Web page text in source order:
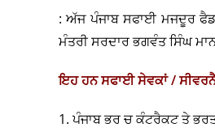
: ਅੱਜ ਪੰਜਾਬ ਸਫਾਈ ਮਜਦੂਰ
ਮੰਤਰੀ ਸਰਦਾਰ ਭਗਵੰਤ ਸਿੰਘ
ਇਹ ਹਨ ਸਫਾਈ ਸੇਵਕਾਂ /
1. ਪੰਜਾਬ ਭਰ ਚ ਕੰਟਰੈਕਟ ਤੇ